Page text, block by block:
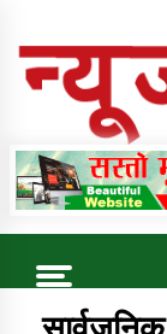
Online News
Trending